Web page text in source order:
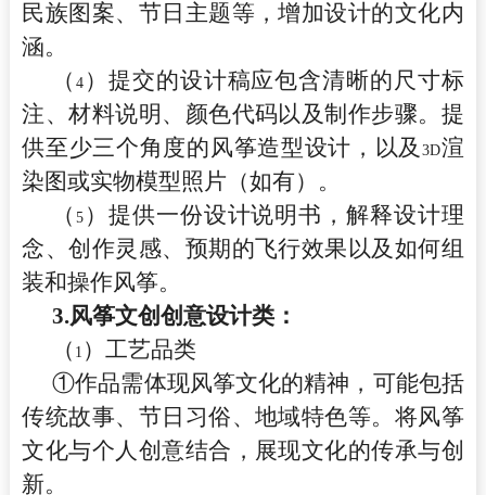
民族图案、节日主题等，增加设计的文化内
涵。
（4 ）提交的设计稿应包含清晰的尺寸标
注、材料说明、颜色代码以及制作步骤。提
供至少三个角度的风筝造型设计，以及3D渲
染图或实物模型照片（如有）。
（5 ）提供一份设计说明书，解释设计理
念、创作灵感、预期的飞行效果以及如何组
装和操作风筝。
3.风筝文创创意设计类：
（ 1 ）工艺品类
①作品需体现风筝文化的精神，可能包括
传统故事、节日习俗、地域特色等。将风筝
文化与个人创意结合，展现文化的传承与创
新。